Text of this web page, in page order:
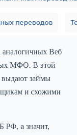
Веб
МФО. В этой
выдают займы
и схожими
РФ, а значит,